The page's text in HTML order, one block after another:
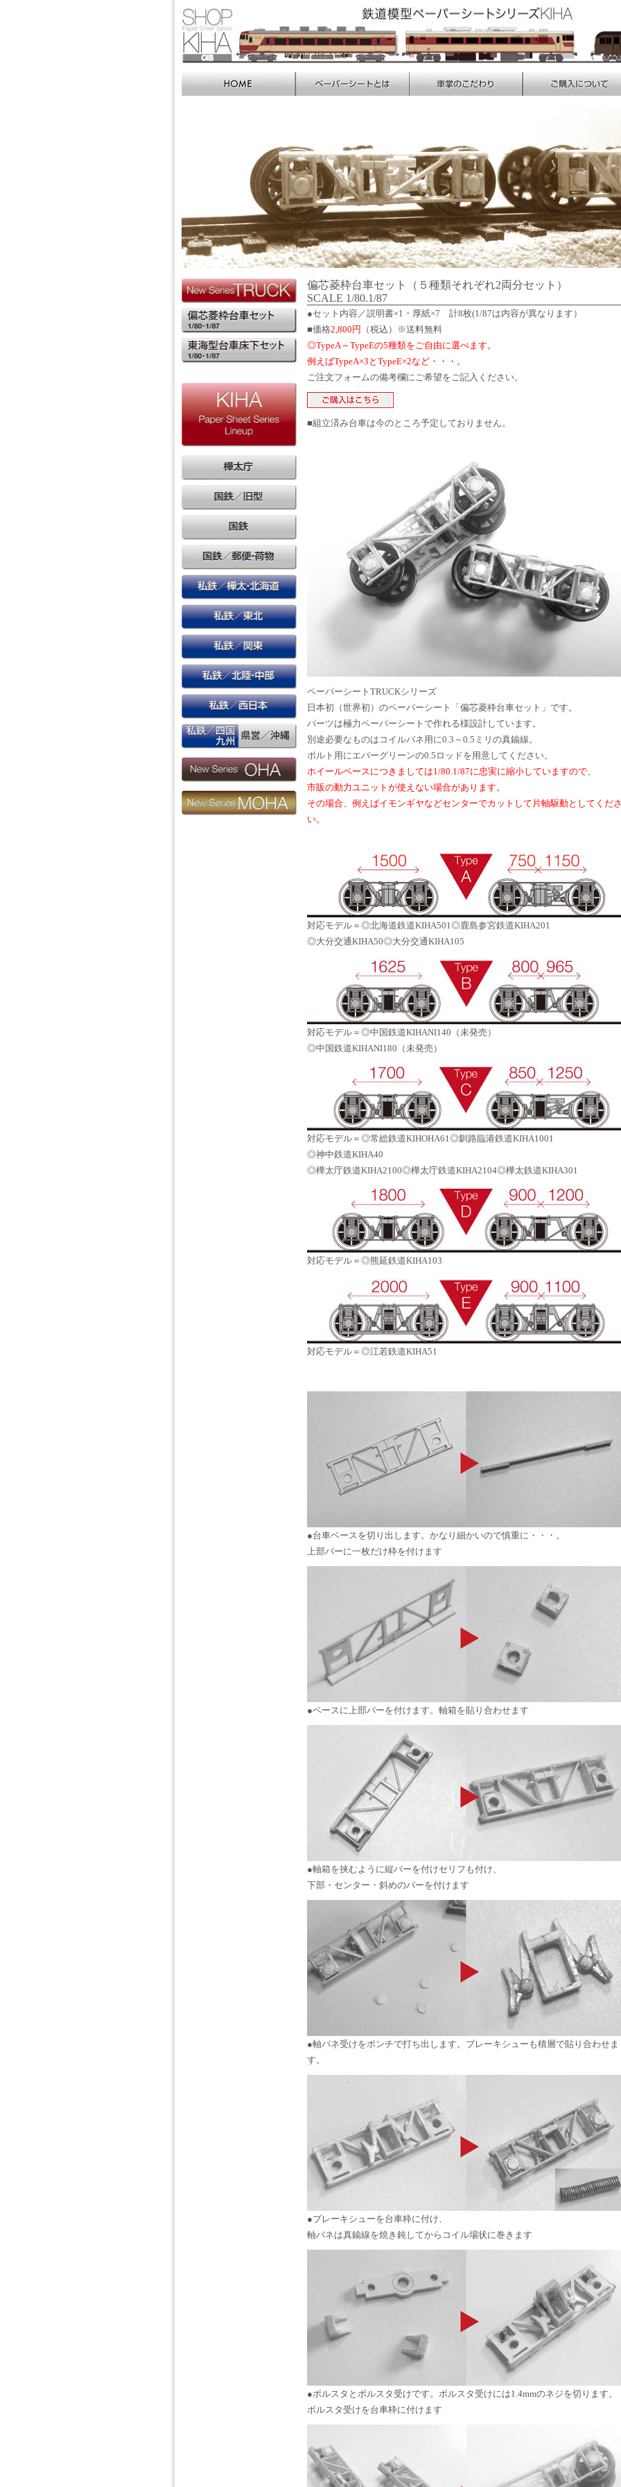
偏芯菱枠台車セット（５種類それぞれ2両分セット）
SCALE 1/80.1/87
●セット内容／説明書×1・厚紙×7 計8枚(1/87は内容が異なります）
■価格2,800円
（税込）※送料無料
◎TypeA～TypeEの5種類をご自由に選べます。
例えばTypeA×3とTypeE×2など・・・。
ご注文フォームの備考欄にご希望をご記入ください。
■組立済み台車は今のところ予定しておりません。
ペーパーシートTRUCKシリーズ
日本初（世界初）のペーパーシート「偏芯菱枠台車セット」です。
パーツは極力ペーパーシートで作れる様設計しています。
別途必要なものはコイルバネ用に0.3～0.5ミリの真鍮線。
ボルト用にエバーグリーンの0.5ロッドを用意してください。
ホイールベースにつきましては1/80.1/87に忠実に縮小していますので、
市販の動力ユニットが使えない場合があります。
その場合、例えばイモンギヤなどセンターでカットして片軸駆動としてくだ
い。
対応モデル＝◎北海道鉄道KIHA501◎鹿島参宮鉄道KIHA201
◎大分交通KIHA50◎大分交通KIHA105
対応モデル＝◎中国鉄道KIHANI140（未発売）
◎中国鉄道KIHANI180（未発売）
対応モデル＝◎常総鉄道KIHOHA61◎釧路臨港鉄道KIHA1001
◎神中鉄道KIHA40
◎樺太庁鉄道KIHA2100◎樺太庁鉄道KIHA2104◎樺太鉄道KIHA301
対応モデル＝◎熊延鉄道KIHA103
対応モデル＝◎江若鉄道KIHA51
●台車ベースを切り出します。かなり細かいので慎重に・・・。
上部バーに一枚だけ枠を付けます
●ベースに上部バーを付けます。軸箱を貼り合わせます
●軸箱を挟むように縦バーを付けセリフも付け、
下部・センター・斜めのバーを付けます
●軸バネ受けをポンチで打ち出します。ブレーキシューも積層で貼り合わせま
す。
●ブレーキシューを台車枠に付け、
軸バネは真鍮線を焼き鈍してからコイル場状に巻きます
●ボルスタとボルスタ受けです。ボルスタ受けには1.4mmのネジを切ります。
ボルスタ受けを台車枠に付けます